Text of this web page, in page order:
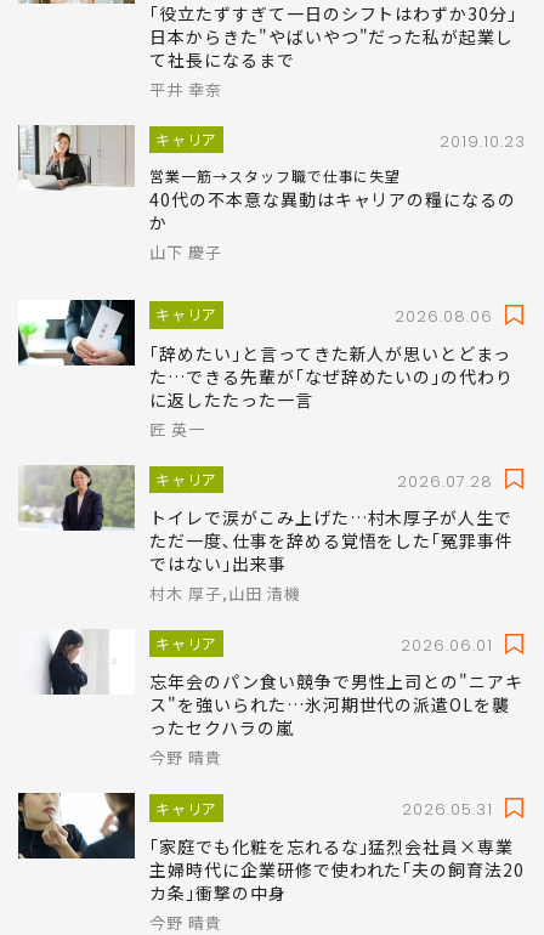
｢役立たずすぎて一日のシフトはわずか30分｣
日本からきた"やばいやつ"だった私が起業し
て社長になるまで
平井 幸奈
キャリア 2019.10.23
営業一筋→スタッフ職で仕事に失望
40代の不本意な異動はキャリアの糧になるの
か
山下 慶子
キャリア 2026.08.06
｢辞めたい｣と言ってきた新人が思いとどまっ
た…できる先輩が｢なぜ辞めたいの｣の代わり
に返したたった一言
匠 英一
キャリア 2026.07.28
トイレで涙がこみ上げた…村木厚子が人生で
ただ一度､仕事を辞める覚悟をした｢冤罪事件
ではない｣出来事
村木 厚子,山田 清機
キャリア 2026.06.01
忘年会のパン食い競争で男性上司との"ニアキ
ス"を強いられた…氷河期世代の派遣OLを襲
ったセクハラの嵐
今野 晴貴
キャリア 2026.05.31
｢家庭でも化粧を忘れるな｣猛烈会社員×専業
主婦時代に企業研修で使われた｢夫の飼育法20
カ条｣衝撃の中身
今野 晴貴